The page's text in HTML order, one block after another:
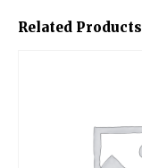
Related Products